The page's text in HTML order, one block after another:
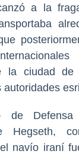
a la
la ciudad de
autoridades
de
Hegseth,
navío iraní